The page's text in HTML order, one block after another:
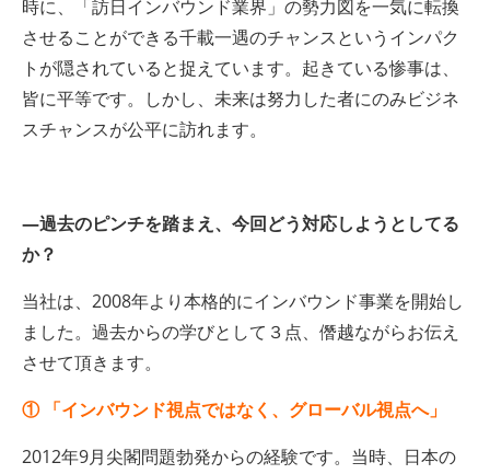
時に、「訪日インバウンド業界」の勢力図を一気に転換
させることができる千載一遇のチャンスというインパク
トが隠されていると捉えています。起きている惨事は、
皆に平等です。しかし、未来は努力した者にのみビジネ
スチャンスが公平に訪れます。
—過去のピンチを踏まえ、今回どう対応しようとしてる
か？
当社は、2008年より本格的にインバウンド事業を開始し
ました。過去からの学びとして３点、僭越ながらお伝え
させて頂きます。
① 「インバウンド視点ではなく、グローバル視点へ」
2012年9月尖閣問題勃発からの経験です。当時、日本の